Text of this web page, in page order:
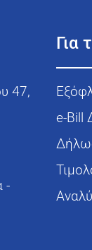
47,
-
Για
e-Bill